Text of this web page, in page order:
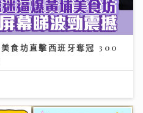
食坊直擊西班牙奪冠 300